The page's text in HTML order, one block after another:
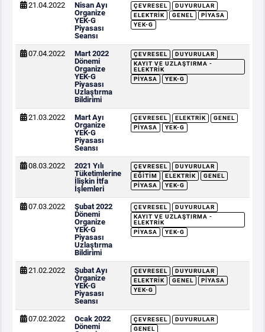
21.04.2022
Nisan Ayı
Organize
YEK-G
Piyasası
Seansı
ÇEVRESEL
DUYURULAR
ELEKTRIK
GENEL
PIYASA
YEK-G
07.04.2022
Mart 2022
Dönemi
Organize
YEK-G
Piyasası
Uzlaştırma
Bildirimi
ÇEVRESEL
DUYURULAR
KAYIT VE UZLAŞTIRMA -
ELEKTRIK
PIYASA
YEK-G
21.03.2022
Mart Ayı
Organize
YEK-G
Piyasası
Seansı
ÇEVRESEL ELEKTRIK
GENEL
PIYASA
YEK-G
08.03.2022
2021 Yılı
Tüketimlerine
İlişkin İtfa
İşlemleri
ÇEVRESEL
DUYURULAR
EĞITIM
ELEKTRIK
GENEL
PIYASA
YEK-G
07.03.2022
Şubat 2022
Dönemi
Organize
YEK-G
Piyasası
Uzlaştırma
Bildirimi
ÇEVRESEL
DUYURULAR
KAYIT VE UZLAŞTIRMA -
ELEKTRIK
PIYASA
YEK-G
21.02.2022
Şubat Ayı
Organize
YEK-G
Piyasası
Seansı
ÇEVRESEL
DUYURULAR
ELEKTRIK
GENEL
PIYASA
YEK-G
07.02.2022
Ocak 2022
Dönemi
ÇEVRESEL
DUYURULAR
GENEL